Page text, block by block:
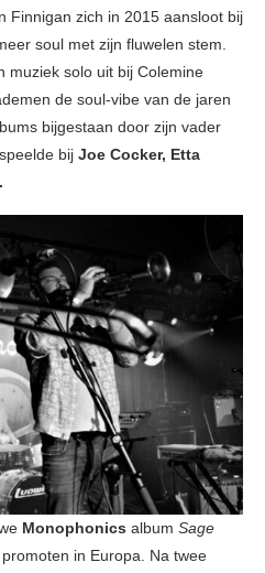
Finnigan zich in 2015 aansloot bij
soul met zijn fluwelen stem.
muziek solo uit bij Colemine
de soul-vibe van de jaren
bijgestaan door zijn vader
bij Joe Cocker, Etta
Monophonics album Sage
in Europa. Na twee